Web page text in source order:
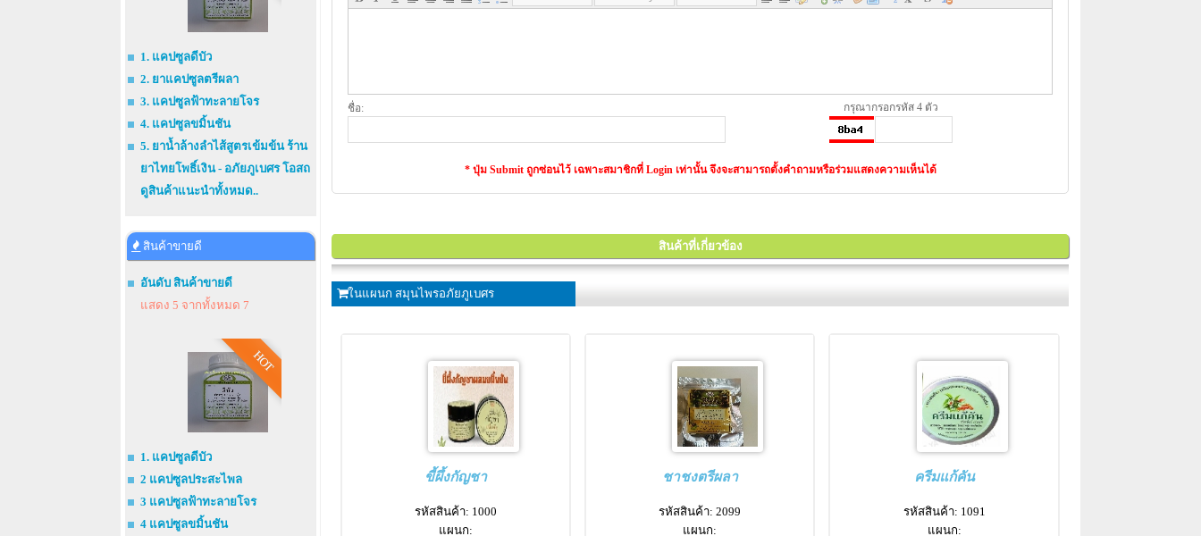
1. แคปซูลดีบัว
2. ยาแคปซูลตรีผลา
3. แคปซูลฟ้าทะลายโจร
4. แคปซูลขมิ้นชัน
5. ยาน้ำล้างลำไส้สูตรเข้มข้น ร้าน
ยาไทยโพธิ์เงิน - อภัยภูเบศร โอสถ
ดูสินค้าแนะนำทั้งหมด..
สินค้าขายดี
อันดับ สินค้าขายดี
แสดง 5 จากทั้งหมด 7
HOT
1. แคปซูลดีบัว
2 แคปซูลประสะไพล
3 แคปซูลฟ้าทะลายโจร
4 แคปซูลขมิ้นชัน
ชื่อ: กรุณากรอกรหัส 4 ตัว
* ปุ่ม Submit ถูกซ่อนไว้ เฉพาะสมาชิกที่ Login เท่านั้น จึงจะสามารถตั้งคำถามหรือร่วมแสดงความเห็นได้
สินค้าที่เกี่ยวข้อง
ในแผนก สมุนไพรอภัยภูเบศร
ขี้ผึ้งกัญชา
รหัสสินค้า: 1000
แผนก:
ชาชงตรีผลา
รหัสสินค้า: 2099
แผนก:
ครีมแก้คัน
รหัสสินค้า: 1091
แผนก: